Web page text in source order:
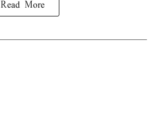
Read More